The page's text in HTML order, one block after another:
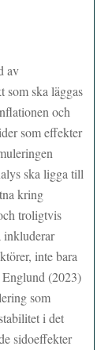
av
som ska läggas
och
som effekter
ska ligga till
kring
troligtvis
inkluderar
inte bara
(2023)
som
i det
sidoeffekter